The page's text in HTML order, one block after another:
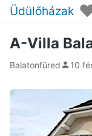
Üdülőházak
A-Villa
Balatonfüred 10